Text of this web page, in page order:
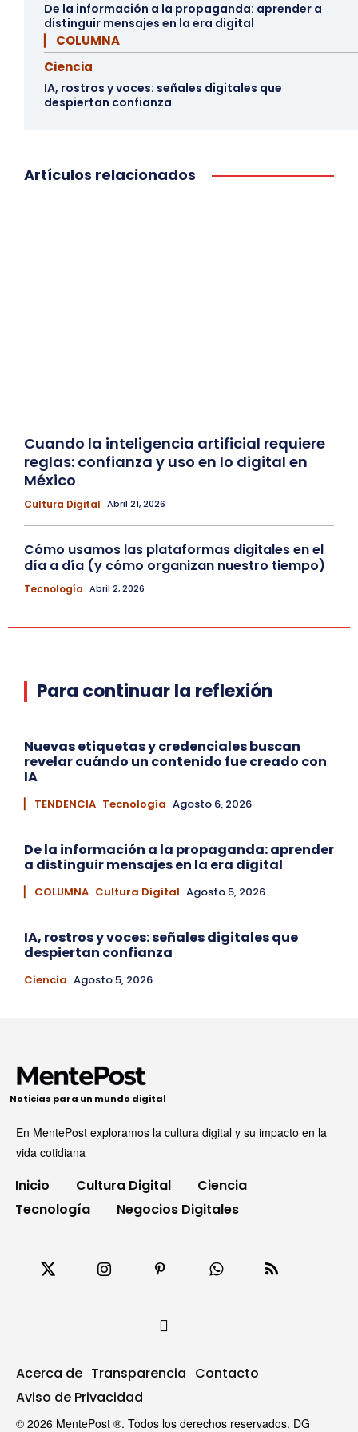
De la información a la propaganda: aprender a
distinguir mensajes en la era digital
▏ COLUMNA
Ciencia
IA, rostros y voces: señales digitales que
despiertan confianza
Artículos relacionados
Cuando la inteligencia artificial requiere
reglas: confianza y uso en lo digital en
México
Cultura Digital Abril 21, 2026
Cómo usamos las plataformas digitales en el
día a día (y cómo organizan nuestro tiempo)
Tecnología Abril 2, 2026
Para continuar la reflexión
Nuevas etiquetas y credenciales buscan
revelar cuándo un contenido fue creado con
IA
▏ TENDENCIA Tecnología Agosto 6, 2026
De la información a la propaganda: aprender
a distinguir mensajes en la era digital
▏ COLUMNA Cultura Digital Agosto 5, 2026
IA, rostros y voces: señales digitales que
despiertan confianza
Ciencia Agosto 5, 2026
Noticias para un mundo digital
En MentePost exploramos la cultura digital y su impacto en la
vida cotidiana
Inicio Cultura Digital
Ciencia
Tecnología
Negocios Digitales
Acerca de Transparencia Contacto
Aviso de Privacidad
© 2026 MentePost ®. Todos los derechos reservados. DG